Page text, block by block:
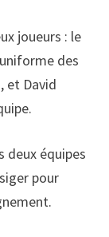
joueurs : le
des
et David
deux équipes
pour